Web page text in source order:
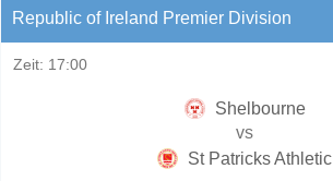
Republic of Ireland Premier Division
Zeit: 17:00
Shelbourne
vs
St Patricks Athletic